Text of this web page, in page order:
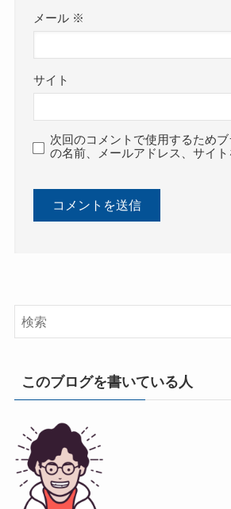
メール ※
サイト
次回のコメントで使用するため
の名前、メールアドレス、サイト
このブログを書いている人